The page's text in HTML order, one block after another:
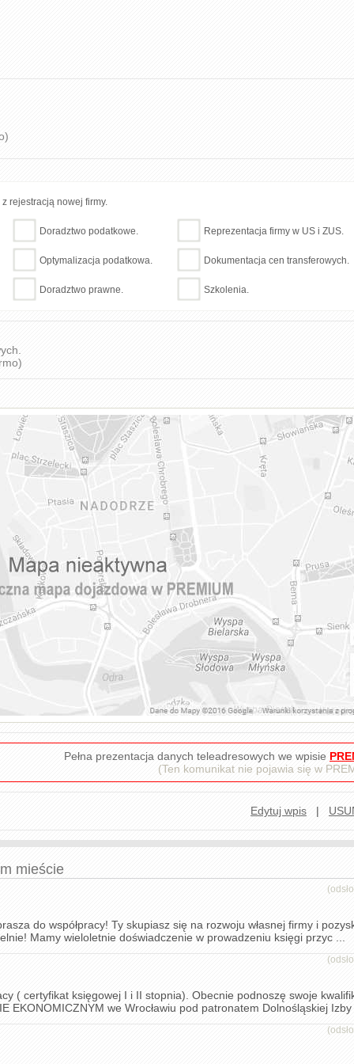
rejestracją nowej firmy.
Doradztwo podatkowe. Reprezentacja firmy w US i ZUS.
Optymalizacja podatkowa. Dokumentacja cen transferowych.
Doradztwo prawne. Szkolenia.
Pełna prezentacja danych teleadresowych we wpisie
(Ten komunikat nie pojawia się w
Edytuj wpis |
mieście
do współpracy! Ty skupiasz się na rozwoju własnej firmy i
Mamy wieloletnie doświadczenie w prowadzeniu księgi przyc ...
( certyfikat księgowej I i II stopnia). Obecnie podnoszę swoje
EKONOMICZNYM we Wrocławiu pod patronatem Dolnośląskiej